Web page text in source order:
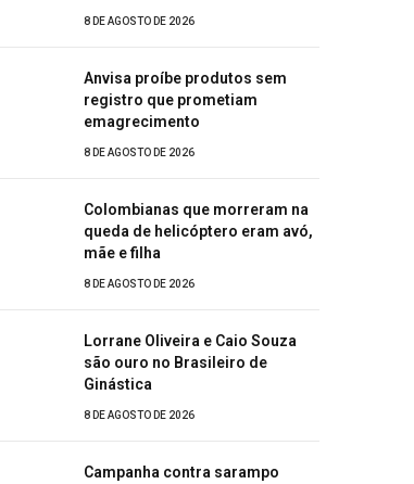
8 DE AGOSTO DE 2026
Anvisa proíbe produtos sem
registro que prometiam
emagrecimento
8 DE AGOSTO DE 2026
Colombianas que morreram na
queda de helicóptero eram avó,
mãe e filha
8 DE AGOSTO DE 2026
Lorrane Oliveira e Caio Souza
são ouro no Brasileiro de
Ginástica
8 DE AGOSTO DE 2026
Campanha contra sarampo